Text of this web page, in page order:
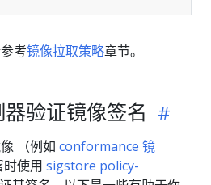
考镜像拉取策略章节。
验证镜像签名
（例如 conformance 镜
时使用 sigstore policy-